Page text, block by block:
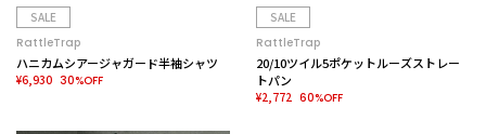
SALE
RattleTrap
ハニカムシアージャガード半袖シャツ
¥6,930 30%OFF
SALE
RattleTrap
20/10ツイル5ポケットルーズストレー
トパン
¥2,772 60%OFF